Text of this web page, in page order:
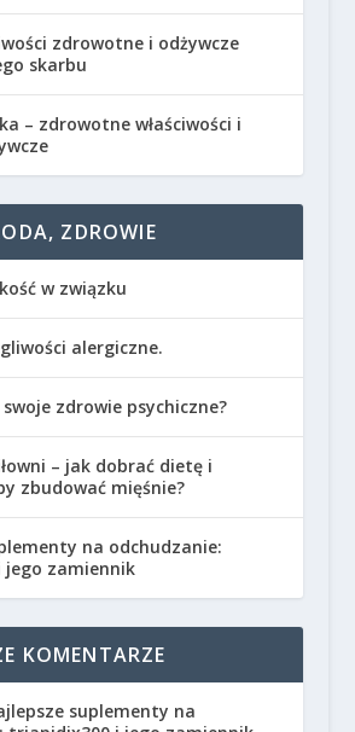
zdrowotne i odżywcze
skarbu
– zdrowotne właściwości i
ZDROWIE
w związku
alergiczne.
zdrowie psychiczne?
– jak dobrać dietę i
zbudować mięśnie?
na odchudzanie:
zamiennik
KOMENTARZE
suplementy na